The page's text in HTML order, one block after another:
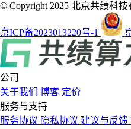
© Copyright 2025 北京共绩科
京ICP备2023013220号-1
公司
关于我们 博客 定价
服务与支持
服务协议 隐私协议 建议与反馈